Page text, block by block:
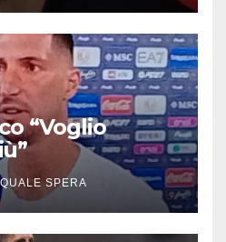
“Voglio
SPERA